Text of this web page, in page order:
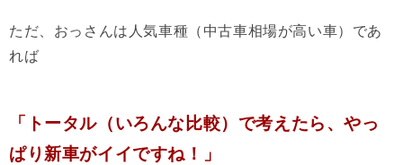
ただ、おっさんは人気車種（中古車相場が高い車）であ
れば
「トータル（いろんな比較）で考えたら、やっ
ぱり新車がイイですね！」